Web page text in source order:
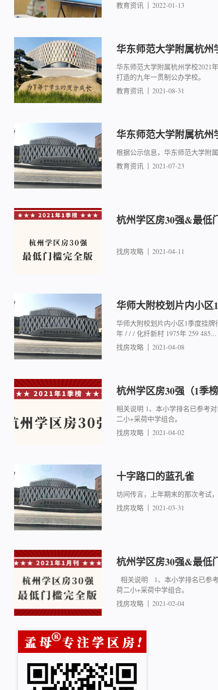
教育资讯
2022-01-13
华东师范大学附属杭州
华东师范大学附属杭州学校
打造的九年一贯制公办学校。
教育资讯
2021-08-31
华东师范大学附属杭州
根据公示信息，华东师范大学附
教育资讯
2021-07-23
杭州学区房30强&最低
找房攻略 2021-04-11
华师大附校划片内小区
华师大附校划片内小区1季度挂
年 / / / 化纤新村 1975年 259 485...
找房攻略
2021-04-08
杭州学区房30强（1季
相关说明 1、本小学排名已参考
二小+采荷中学组合。
找房攻略
2021-04-02
十字路口的蓝孔雀
坊间传言，上年期末的那次考试
找房攻略
2021-03-31
杭州学区房30强&最低
相关说明 1、本小学排名已参
荷二小+采荷中学组合。
找房攻略
2021-02-04